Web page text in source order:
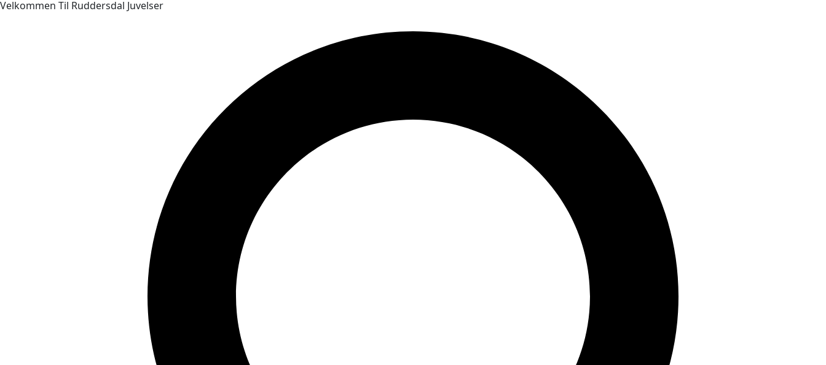
Velkommen Til Ruddersdal Juvelser